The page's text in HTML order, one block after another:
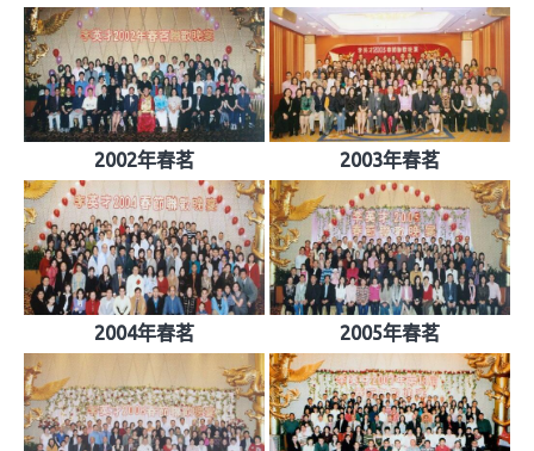
2002年春茗 2003年春茗
2004年春茗 2005年春茗